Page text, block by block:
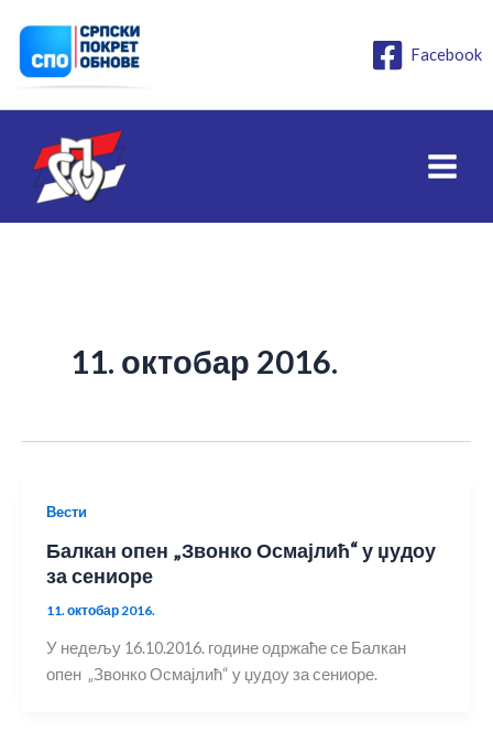
садржај
Facebook
11. октобар 2016.
Вести
Балкан опен „Звонко Осмајлић“ у џудоу
за сениоре
11. октобар 2016.
У недељу 16.10.2016. године одржаће се Балкан
опен „Звонко Осмајлић“ у џудоу за сениоре.